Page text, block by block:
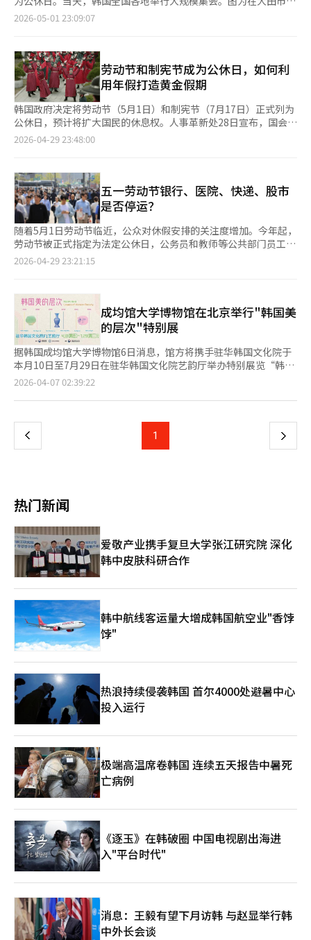
保障，并计划在7月举行总罢工以争取与原雇主的谈判权。※ 本报
道经人工智能（AI）系统翻译与编辑。
府南门前，韩国全国民主劳动组合总联盟（民主劳总）大田本部正
2026-05-01 23:09:07
劳动节和制宪节成为公休日，如何利
用年假打造黄金假期
韩国政府决定将劳动节（5月1日）和制宪节（7月17日）正式列为
公休日，预计将扩大国民的休息权。人事革新处28日宣布，国会通
过的《公休日法》修正案后，劳动节和制宪节被纳入公休日。这一
年的呼吁，制宪节重新获得公休日地位。职场人士热衷于利用年假
打造“黄金假期”。例如，劳动节若在工作日，通过请假可将假期
延长至3至5天。制宪节若与周五或周一相邻，也可通过请假一天实
现4天假期。若公休日与周末重叠，将适用替代假期政策，进一步
延长假期。政府希望此举不仅能保障休息权，还能促进内需，缩小
公私部门假期差距，并增强国庆日的象征意义。
2026-04-29 23:48:00
五一劳动节银行、医院、快递、股市
是否停运？
随着5月1日劳动节临近，公众对休假安排的关注度增加。今年起，
劳动节被正式指定为法定公休日，公务员和教师等公共部门员工也
被纳入休假范围。因此，银行、学校、医院、快递、股市等领域的
和7月17日制宪节将作为法定公休日实施。劳动节自1963年被定
为“劳动者日”后，一直是民间劳动者的带薪假日。然而，公务员
和教师等不受劳动基准法约束的群体未能享受这一假期，导致公平
性争议。去年11月，“劳动者日”更名为“劳动节”，并从今年起
被指定为公休日，扩大了休假适用范围。今年劳动节恰逢周五，5
月1日至3日为周末，若在5月4日请假一天，可连休至5月5日儿童
节，形成五天的“黄金假期”。因此，职场人士对如何利用这一假
期充满兴趣。然而，并非所有场所和设施都会统一关闭。公共机构
如政府机关和学校将遵循公休日安排，但医院、药店、大型超市、
和药店，除急诊室、值班药店、假日诊疗机构外，其他可能会有不
同的运营安排，建议提前确认。银行等金融机构通常会在公休日关
城的收件和配送安排可能不同。部分公司会将劳动节和儿童节假期
品或紧急配送商品前确认配送时间。劳动节上班的员工的加班费也
是关注焦点。根据劳动基准法第56条，假日工作8小时以内的加班
费为基本工资的50%以上，超过8小时的为100%以上。例如，在
劳动节工作8小时的员工，将获得带薪假日工资、实际工作工资及
加班费。月薪制员工的带薪假日工资通常已包含在月薪中，因此额
外支付金额的计算方式可能与时薪制和日薪制不同。由于工作形式
和工资体系不同，建议核对各企业的就业规则和劳动合同。容易混
淆的是“替代公休日”和“假日替代”。劳动节和制宪节若与周末
或其他公休日重叠，将适用替代公休日。但劳动节当天上班后，雇
主自行安排其他日子休息的“假日替代”方式不被允许，因为劳动
节是特定为5月1日的法定带薪假日。因此，若劳动节与周末重叠，
可能会有额外的替代公休日，但企业不能通过安排5月1日上班并在
其他日子休息的方式来替代劳动节假日。今年的劳动节在制度上具
有重要意义。过去主要是民间劳动者的带薪假日，但从今年起扩大
为包括公共部门在内的法定公休日。因此，对职场人士、自营业
前确认自己的工作安排和加班费标准，以及各机构的休假安排。特
别是医院就诊、金融业务、快递收取、股票交易等，因公休日适用
与否可能影响日程，需提前确认。※ 本报道经人工智能（AI）系统
翻译与编辑。
2026-04-29 23:21:15
成均馆大学博物馆在北京举行"韩国美
的层次"特别展
据韩国成均馆大学博物馆6日消息，馆方将携手驻华韩国文化院于
本月10日至7月29日在驻华韩国文化院艺韵厅举办特别展览“韩国
美的层次”。 本次展览聚焦于将韩国传统文物与现代艺术同台呈
络，将传统与现代在同一语境中连接，展示韩国美学的连续性与扩
释韩国传统工艺、绘画、书法等原型的作品。 本次展览还将同时
公开成均馆大学博物馆收藏的代表性文物，包括“青瓷镶嵌菊花纹
均馆大学博物馆馆长郑然斗（音）表示，本次展览将成为展示传统
如何为当代创作提供灵感的动态平台。期待通过将馆藏文物介绍到
中国当地，为扩大韩中文化共识提供契机。 驻华韩国文化院院长
金辰坤也表示，这是一场通过传统文化遗产与现代艺术的和谐交
融，向世界传播韩国美之身份的富有意义的活动。我们将扩大与高
校博物馆的合作，持续传播韩国文化。 本次展览周一至周六上午
10时至下午5时30分免费向公众开放，周日及公休日闭馆。
2026-04-07 02:39:22
上
页
1 下
热门新闻
爱敬产业携手复旦大学张江研究院 深化
韩中皮肤科研合作
韩中航线客运量大增成韩国航空业"香饽
饽"
热浪持续侵袭韩国 首尔4000处避暑中心
投入运行
极端高温席卷韩国 连续五天报告中暑死
亡病例
《逐玉》在韩破圈 中国电视剧出海进
入"平台时代"
消息：王毅有望下月访韩 与赵显举行韩
中外长会谈